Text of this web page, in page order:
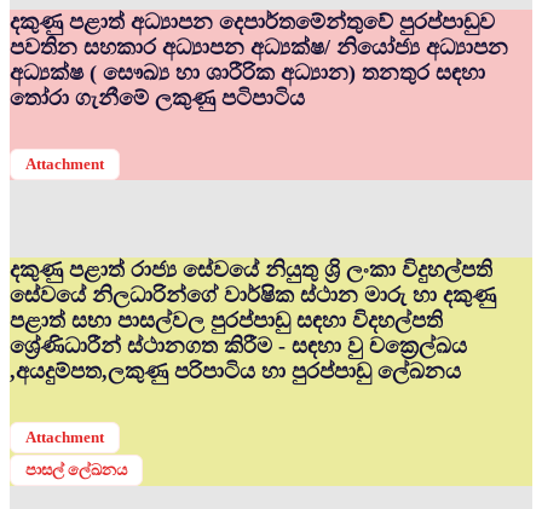
දකුණු පළාත් අධ්‍යාපන දෙපාර්තමේන්තුවේ පුරප්පාඩුව
පවතින සහකාර අධ්‍යාපන අධ්‍යක්ෂ/ නියෝජ්‍ය අධ්‍යාපන
අධ්‍යක්ෂ ( සෞඛ්‍ය හා ශාරීරික අධ්‍යාන) තනතුර සඳහා
තෝරා ගැනීමේ ලකුණු පටිපාටිය
Attachment
දකුණු පළාත් රාජ්‍ය සේවයේ නියුතු ශ්‍රි ලංකා විදුහල්පති
සේවයේ නිලධාරින්ගේ වාර්ෂික ස්ථාන මාරු හා දකුණු
පළාත් සභා පාසල්වල පුරප්පාඩු සඳහා විදහල්පති
ශ්‍රේණිධාරීන් ස්ථානගත කිරීම - සඳහා වු චක්‍රෙල්ඛය
,අයදුම්පත,ලකුණු පරිපාටිය හා පුරප්පාඩු ලේඛනය
Attachment
පාසල් ලේඛනය